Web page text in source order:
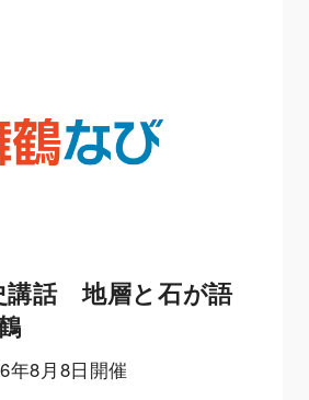
講話 地層と石が語
8月8日開催